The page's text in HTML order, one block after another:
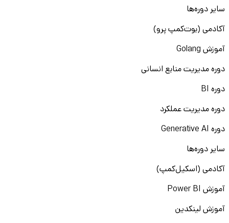
سایر دوره‌ها
آکادمی (بوت‌کمپ پرو)
آموزش Golang
دوره مدیریت منابع انسانی
دوره BI
دوره مدیریت عملکرد
دوره Generative AI
سایر دوره‌ها
آکادمی (اسکیل‌کمپ)
آموزش Power BI
آموزش لینکدین